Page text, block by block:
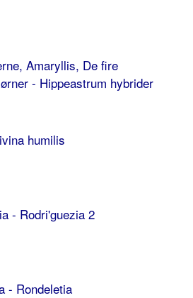
Amaryllis, De fire
- Hippeastrum hybrider
humilis
- Rodri'guezia 2
- Rondeletia